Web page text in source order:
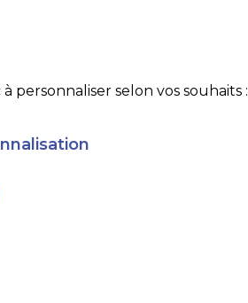
personnaliser selon vos souhaits :